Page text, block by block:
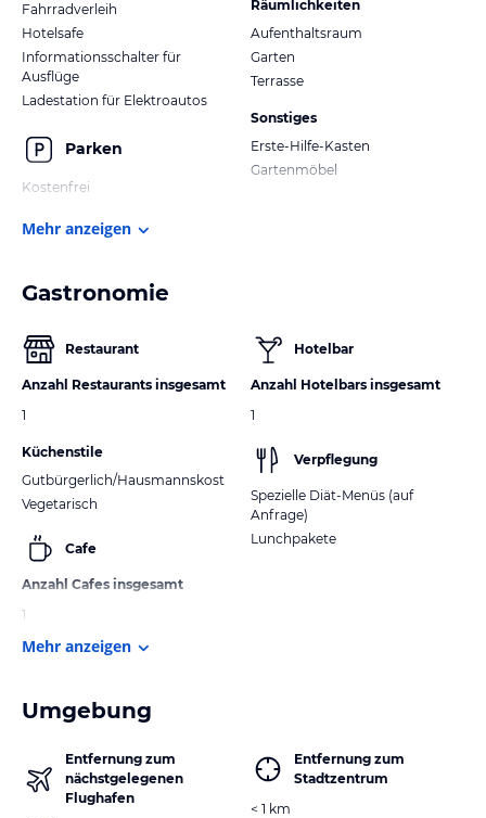
Fahrradverleih
Hotelsafe
Informationsschalter für
Ausflüge
Ladestation für Elektroautos
Parken
Kostenfrei
Räumlichkeiten
Aufenthaltsraum
Garten
Terrasse
Sonstiges
Erste-Hilfe-Kasten
Gartenmöbel
Mehr anzeigen
Gastronomie
Restaurant
Anzahl Restaurants insgesamt
1
Küchenstile
Gutbürgerlich/Hausmannskost
Vegetarisch
Cafe
Anzahl Cafes insgesamt
1
Hotelbar
Anzahl Hotelbars insgesamt
1
Verpflegung
Spezielle Diät-Menüs (auf
Anfrage)
Lunchpakete
Mehr anzeigen
Umgebung
Entfernung zum
nächstgelegenen
Flughafen
Entfernung zum
Stadtzentrum
< 1 km